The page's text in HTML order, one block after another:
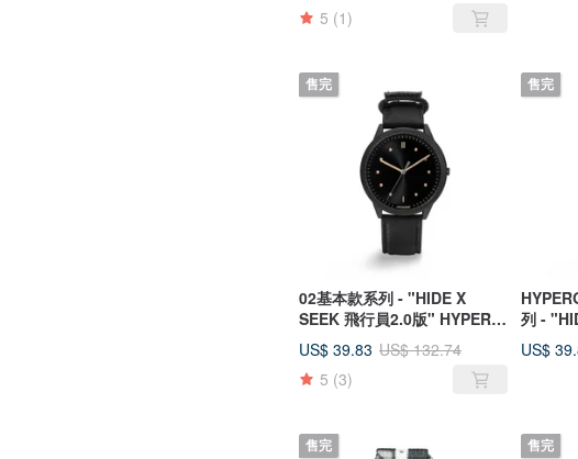
5 (1)
售完
02基本款系列 - "HIDE X
SEEK 飛行員2.0版" HYPER
手錶
US$ 39.83 US$ 132.74
5 (3)
售完
列 -
版"
US$
售完 售完